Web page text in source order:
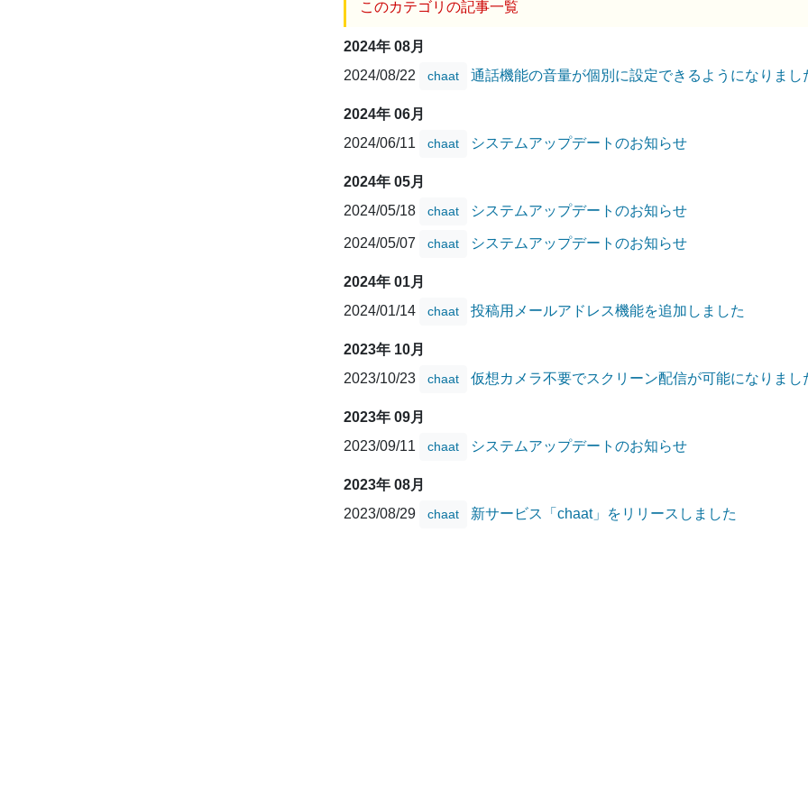
このカテゴリの記事一覧
2024年 08月
2024/08/22
chaat 通話機能の音量が個別に設定できるようになりまし
2024年 06月
2024/06/11
chaat システムアップデートのお知らせ
2024年 05月
2024/05/18
chaat システムアップデートのお知らせ
2024/05/07 chaat システムアップデートのお知らせ
2024年 01月
2024/01/14
chaat 投稿用メールアドレス機能を追加しました
2023年 10月
2023/10/23
chaat 仮想カメラ不要でスクリーン配信が可能になりまし
2023年 09月
2023/09/11
chaat システムアップデートのお知らせ
2023年 08月
2023/08/29
chaat 新サービス「chaat」をリリースしました